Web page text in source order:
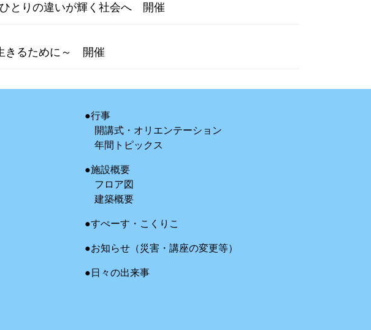
とりの違いが輝く社会へ 開催
きるために～ 開催
●行事
開講式・オリエンテーション
年間トピックス
●施設概要
フロア図
建築概要
●すぺーす・こくりこ
●お知らせ（災害・講座の変更等）
●日々の出来事